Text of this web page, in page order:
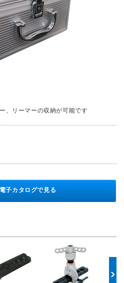
、リーマーの収納が可能です
子カタログで見る